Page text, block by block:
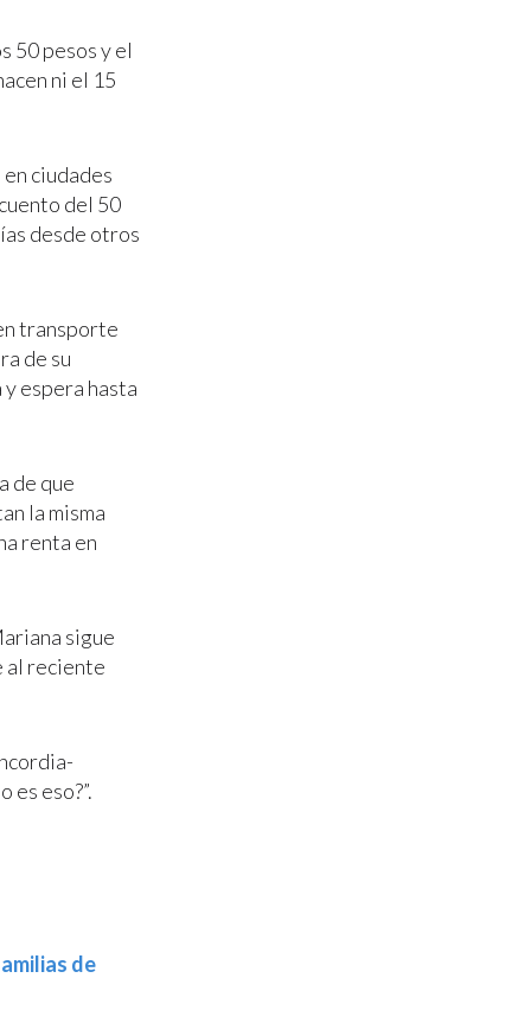
50 pesos y el
ni el 15
ciudades
del 50
desde otros
transporte
de su
espera hasta
de que
la misma
renta en
sigue
al reciente
eso?”.
de